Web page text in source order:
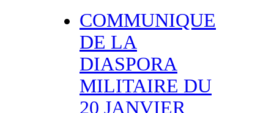
COMMUNIQUE
DE LA
DIASPORA
MILITAIRE DU
20 JANVIER